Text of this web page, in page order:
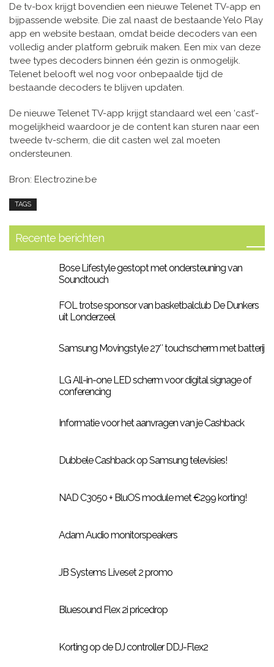
De tv-box krijgt bovendien een nieuwe Telenet TV-app en
bijpassende website. Die zal naast de bestaande Yelo Play
app en website bestaan, omdat beide decoders van een
volledig ander platform gebruik maken. Een mix van deze
twee types decoders binnen één gezin is onmogelijk.
Telenet belooft wel nog voor onbepaalde tijd de
bestaande decoders te blijven updaten.
De nieuwe Telenet TV-app krijgt standaard wel een ‘cast’-
mogelijkheid waardoor je de content kan sturen naar een
tweede tv-scherm, die dit casten wel zal moeten
ondersteunen.
Bron: Electrozine.be
TAGS
Recente berichten
Bose Lifestyle gestopt met ondersteuning van
Soundtouch
FOL trotse sponsor van basketbalclub De Dunkers
uit Londerzeel
Samsung Movingstyle 27″ touchscherm met batterij
LG All-in-one LED scherm voor digital signage of
conferencing
Informatie voor het aanvragen van je Cashback
Dubbele Cashback op Samsung televisies!
NAD C3050 + BluOS module met €299 korting!
Adam Audio monitorspeakers
JB Systems Liveset 2 promo
Bluesound Flex 2i pricedrop
Korting op de DJ controller DDJ-Flex2